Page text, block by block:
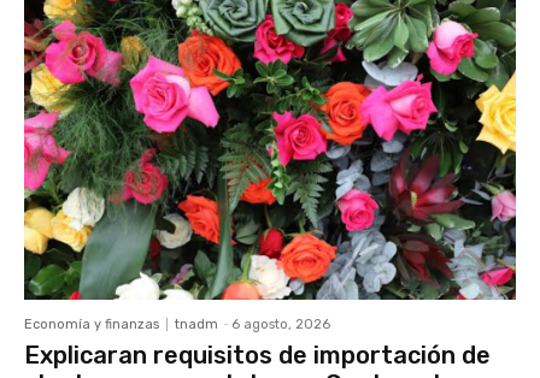
Economía y finanzas tnadm - 6 agosto, 2026
Explicaran requisitos de importación de